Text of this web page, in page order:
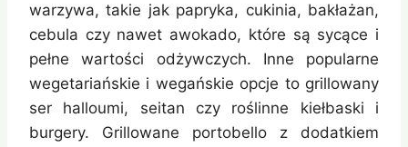
warzywa, takie jak papryka, cukinia, bakłażan,
cebula czy nawet awokado, które są sycące i
pełne wartości odżywczych. Inne popularne
wegetariańskie i wegańskie opcje to grillowany
ser halloumi, seitan czy roślinne kiełbaski i
burgery. Grillowane portobello z dodatkiem